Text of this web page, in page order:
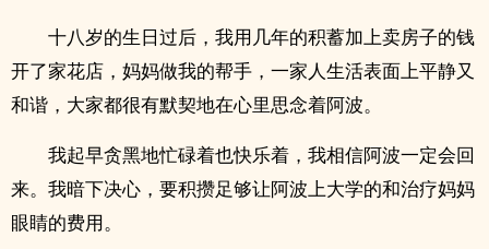
十八岁的生日过后，我用几年的积蓄加上卖房子的钱
开了家花店，妈妈做我的帮手，一家人生活表面上平静又
和谐，大家都很有默契地在心里思念着阿波。
我起早贪黑地忙碌着也快乐着，我相信阿波一定会回
来。我暗下决心，要积攒足够让阿波上大学的和治疗妈妈
眼睛的费用。